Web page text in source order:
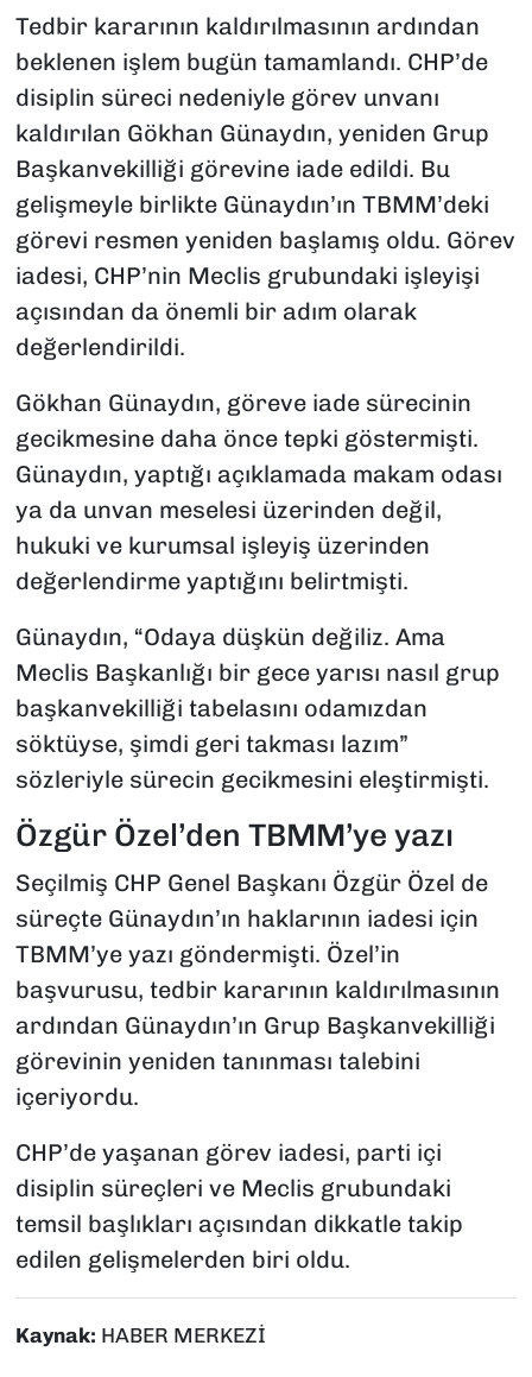
Tedbir kararının kaldırılmasının ardından
beklenen işlem bugün tamamlandı. CHP’de
disiplin süreci nedeniyle görev unvanı
kaldırılan Gökhan Günaydın, yeniden Grup
Başkanvekilliği görevine iade edildi. Bu
gelişmeyle birlikte Günaydın’ın TBMM’deki
görevi resmen yeniden başlamış oldu. Görev
iadesi, CHP’nin Meclis grubundaki işleyişi
açısından da önemli bir adım olarak
değerlendirildi.
Gökhan Günaydın, göreve iade sürecinin
gecikmesine daha önce tepki göstermişti.
Günaydın, yaptığı açıklamada makam odası
ya da unvan meselesi üzerinden değil,
hukuki ve kurumsal işleyiş üzerinden
değerlendirme yaptığını belirtmişti.
Günaydın, “Odaya düşkün değiliz. Ama
Meclis Başkanlığı bir gece yarısı nasıl grup
başkanvekilliği tabelasını odamızdan
söktüyse, şimdi geri takması lazım”
sözleriyle sürecin gecikmesini eleştirmişti.
Özgür Özel’den TBMM’ye yazı
Seçilmiş CHP Genel Başkanı Özgür Özel de
süreçte Günaydın’ın haklarının iadesi için
TBMM’ye yazı göndermişti. Özel’in
başvurusu, tedbir kararının kaldırılmasının
ardından Günaydın’ın Grup Başkanvekilliği
görevinin yeniden tanınması talebini
içeriyordu.
CHP’de yaşanan görev iadesi, parti içi
disiplin süreçleri ve Meclis grubundaki
temsil başlıkları açısından dikkatle takip
edilen gelişmelerden biri oldu.
Kaynak: HABER MERKEZİ